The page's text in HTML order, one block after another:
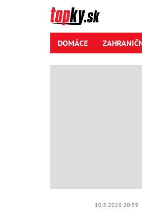
DOMÁCE
10.5.2026 20:59